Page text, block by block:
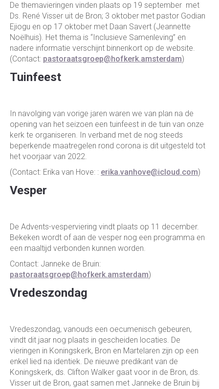
De themavieringen vinden plaats op 19 september met
Ds. René Visser uit de Bron; 3 oktober met pastor Godian
Ejiogu en op 17 oktober met Daan Savert (Jeannette
Noëlhuis). Het thema is “Inclusieve Samenleving” en
nadere informatie verschijnt binnenkort op de website.
(Contact: pastoraatsgroep@hofkerk.amsterdam)
Tuinfeest
In navolging van vorige jaren waren we van plan na de
opening van het seizoen een tuinfeest in de tuin van onze
kerk te organiseren. In verband met de nog steeds
beperkende maatregelen rond corona is dit uitgesteld tot
het voorjaar van 2022.
(Contact: Erika van Hove: : erika.vanhove@icloud.com)
Vesper
De Advents-vesperviering vindt plaats op 11 december.
Bekeken wordt of aan de vesper nog een programma en
een maaltijd verbonden kunnen worden.
Contact: Janneke de Bruin:
pastoraatsgroep@hofkerk.amsterdam)
Vredeszondag
Vredeszondag, vanouds een oecumenisch gebeuren,
vindt dit jaar nog plaats in gescheiden locaties. De
vieringen in Koningskerk, Bron en Martelaren zijn op een
enkel lied na identiek. De nieuwe predikant van de
Koningskerk, ds. Clifton Walker gaat voor in de Bron, ds.
Visser uit de Bron, gaat samen met Janneke de Bruin bij